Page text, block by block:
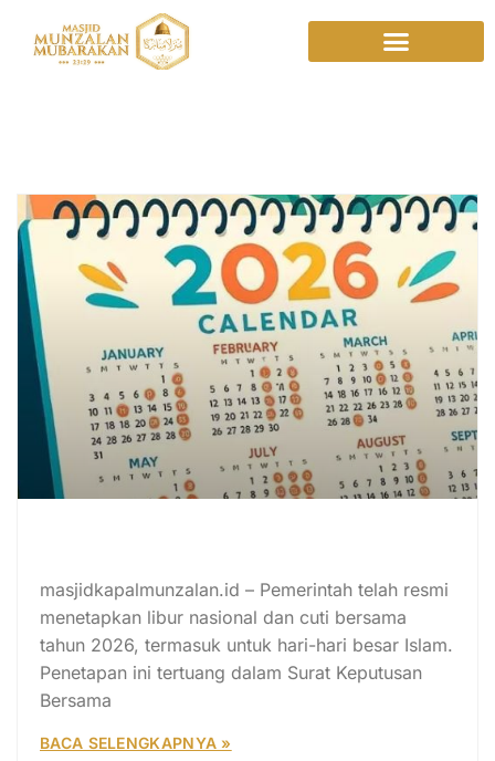
Maulid Nabi 2026
masjidkapalmunzalan.id – Pemerintah telah resmi
menetapkan libur nasional dan cuti bersama
tahun 2026, termasuk untuk hari-hari besar Islam.
Penetapan ini tertuang dalam Surat Keputusan
Bersama
BACA SELENGKAPNYA »